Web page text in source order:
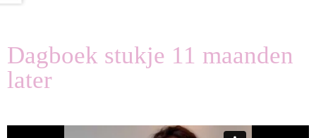
Dagboek stukje 11 maanden
later